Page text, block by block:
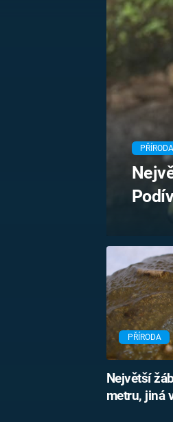
PRVNÍ SVĚTOVÁ
PŘÍRODA
PŘÍRODA
Největší
metru, jiná